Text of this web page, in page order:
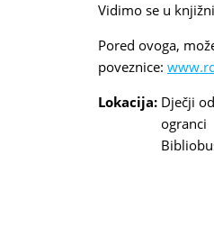
Vidimo se u
Pored ovoga,
poveznice:
Lokacija: Dječji
ogranci